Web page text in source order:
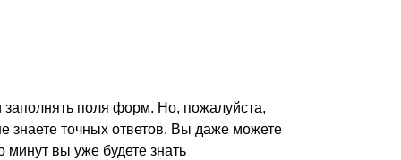
поля форм. Но, пожалуйста,
знаете точных ответов. Вы даже можете
минут вы уже будете знать